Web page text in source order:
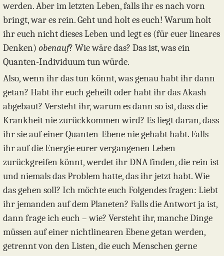
werden. Aber im letzten Leben, falls ihr es nach vorn
bringt, war es rein. Geht und holt es euch! Warum holt
ihr euch nicht dieses Leben und legt es (für euer lineares
Denken) obenauf? Wie wäre das? Das ist, was ein
Quanten-Individuum tun würde.
Also, wenn ihr das tun könnt, was genau habt ihr dann
getan? Habt ihr euch geheilt oder habt ihr das Akash
abgebaut? Versteht ihr, warum es dann so ist, dass die
Krankheit nie zurückkommen wird? Es liegt daran, dass
ihr sie auf einer Quanten-Ebene nie gehabt habt. Falls
ihr auf die Energie eurer vergangenen Leben
zurückgreifen könnt, werdet ihr DNA finden, die rein ist
und niemals das Problem hatte, das ihr jetzt habt. Wie
das gehen soll? Ich möchte euch Folgendes fragen: Liebt
ihr jemanden auf dem Planeten? Falls die Antwort ja ist,
dann frage ich euch – wie? Versteht ihr, manche Dinge
müssen auf einer nichtlinearen Ebene getan werden,
getrennt von den Listen, die euch Menschen gerne